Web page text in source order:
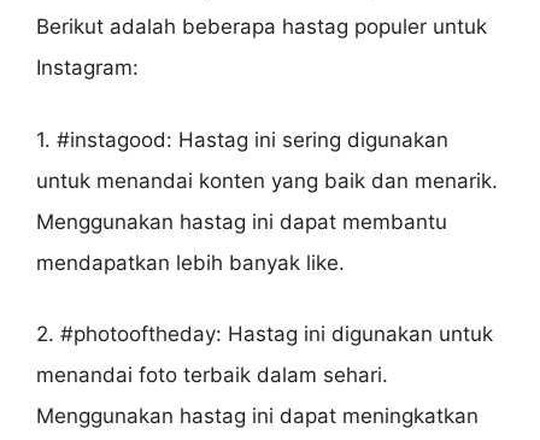
Berikut adalah beberapa hastag populer untuk
Instagram:
1. #instagood: Hastag ini sering digunakan
untuk menandai konten yang baik dan menarik.
Menggunakan hastag ini dapat membantu
mendapatkan lebih banyak like.
2. #photooftheday: Hastag ini digunakan untuk
menandai foto terbaik dalam sehari.
Menggunakan hastag ini dapat meningkatkan